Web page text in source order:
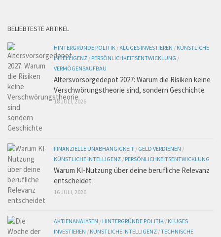
BELIEBTESTE ARTIKEL
HINTERGRÜNDE POLITIK / KLUGES INVESTIEREN / KÜNSTLICHE
INTELLIGENZ / PERSÖNLICHKEITSENTWICKLUNG /
VERMÖGENSAUFBAU
Altersvorsorgedepot 2027: Warum die Risiken keine
Verschwörungstheorie sind, sondern Geschichte
18 JULI, 2026
FINANZIELLE UNABHÄNGIGKEIT / GELD VERDIENEN /
KÜNSTLICHE INTELLIGENZ / PERSÖNLICHKEITSENTWICKLUNG
Warum KI-Nutzung über deine berufliche Relevanz
entscheidet
16 JULI, 2026
AKTIENANALYSEN / HINTERGRÜNDE POLITIK / KLUGES
INVESTIEREN / KÜNSTLICHE INTELLIGENZ /TECHNISCHE